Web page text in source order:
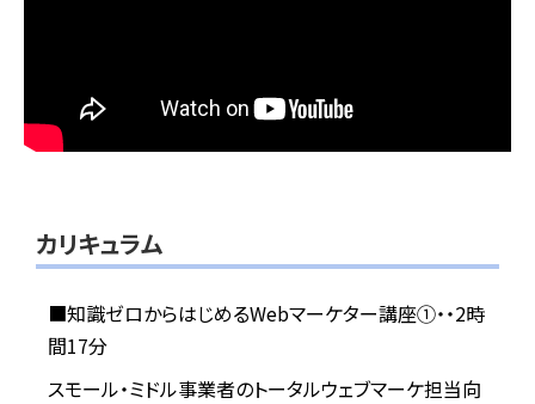
カリキュラム
■知識ゼロからはじめるWebマーケター講座①・・2時
間17分
スモール・ミドル事業者のトータルウェブマーケ担当向